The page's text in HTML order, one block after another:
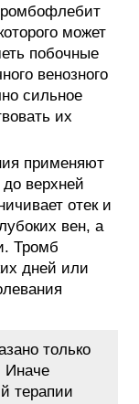
может
побочные
венозного
сильное
их
применяют
до верхней
отек и
вен, а
Тромб
дней или
только
Иначе
терапии